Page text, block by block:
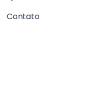
Contato